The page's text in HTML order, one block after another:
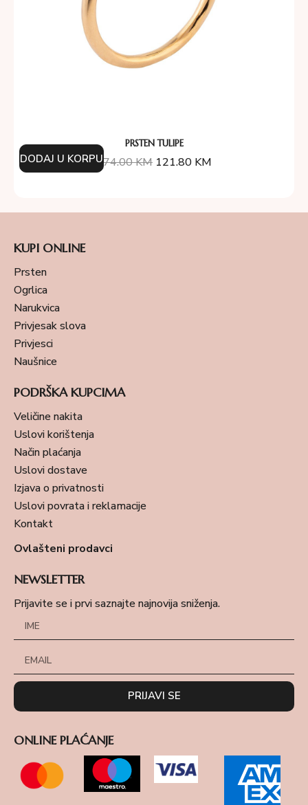
PRSTEN TULIPE
174.00KM 121.80 KM
DODAJ U KORPU
KUPI ONLINE
Prsten
Ogrlica
Narukvica
Privjesak slova
Privjesci
Naušnice
PODRŠKA KUPCIMA
Veličine nakita
Uslovi korištenja
Način plaćanja
Uslovi dostave
Izjava o privatnosti
Uslovi povrata i reklamacije
Kontakt
Ovlašteni prodavci
NEWSLETTER
Prijavite se i prvi saznajte najnovija sniženja.
PRIJAVI SE
ONLINE PLAĆANJE